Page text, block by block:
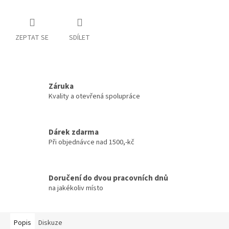
ZEPTAT SE SDÍLET
Záruka
Kvality a otevřená spolupráce
Dárek zdarma
Při objednávce nad 1500,-kč
Doručení do dvou pracovních dnů
na jakékoliv místo
Popis Diskuze